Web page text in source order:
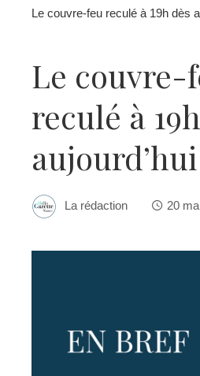
Le couvre-feu reculé à 19h dès
Le couvre-
reculé à
aujourd’hui
La rédaction 20